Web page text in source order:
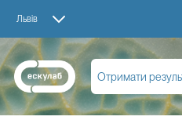
Львів
Отримати